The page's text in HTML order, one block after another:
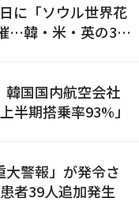
に「ソウル世界花
…韓・米・英の3カ
韓国国内航空会社
半期搭乗率93%」
大警報」が発令さ
者39人追加発生